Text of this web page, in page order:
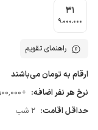
31
9٬000٬000
راهنمای تقویم
ارقام به تومان می‌باشند
نرخ هر نفر اضافه: +900٬000 تومان / بیشتر از 4 نفر
حداقل اقامت: 2 شب